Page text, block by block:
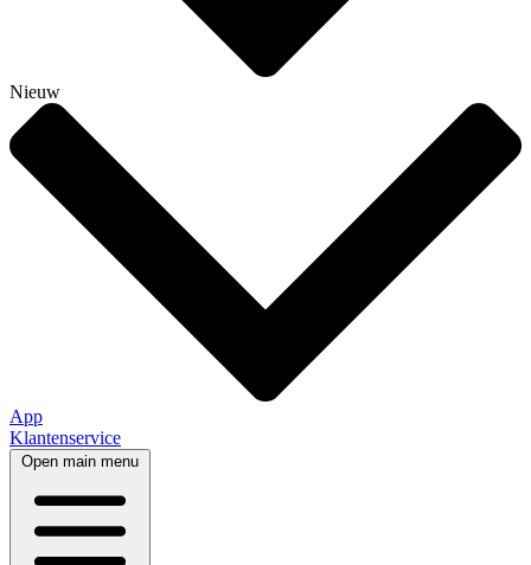
Nieuw
App
Klantenservice
Open main menu